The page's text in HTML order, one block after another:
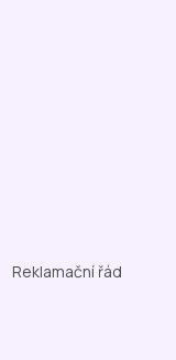
Reklamační řád